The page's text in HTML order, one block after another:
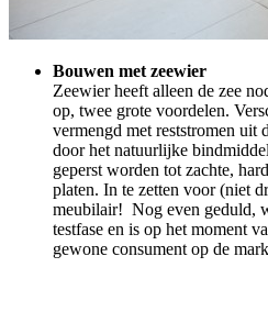
Bouwen met zeewier
Zeewier heeft alleen de zee
op, twee grote voordelen.
vermengd met reststromen uit
door het natuurlijke
geperst worden tot zachte,
platen. In te zetten voor (niet
meubilair! Nog even geduld,
testfase en is op het moment
gewone consument op de